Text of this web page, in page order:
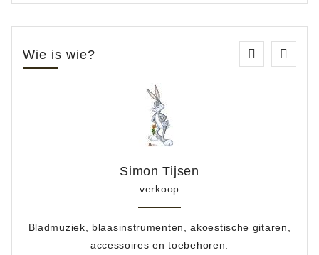
Wie is wie?
Simon Tijsen
verkoop
Bladmuziek, blaasinstrumenten, akoestische gitaren,
accessoires en toebehoren.